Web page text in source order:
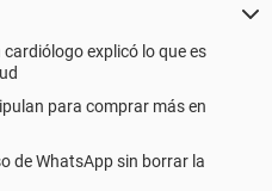
explicó lo que es
para comprar más en
de WhatsApp sin borrar la